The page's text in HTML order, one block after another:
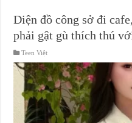
Diện đồ công sở đi
phải gật gù thích thú
Teen Việt